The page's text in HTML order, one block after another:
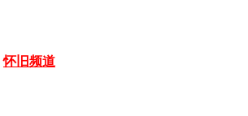
怀旧频道